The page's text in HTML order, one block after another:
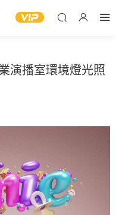
演播室環境燈光照